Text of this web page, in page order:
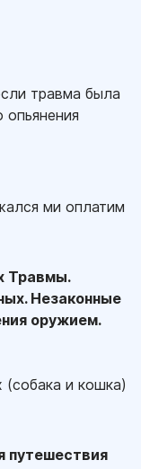
травма была
опьянения
ми оплатим
Травмы.
Незаконные
оружием.
и кошка)
путешествия